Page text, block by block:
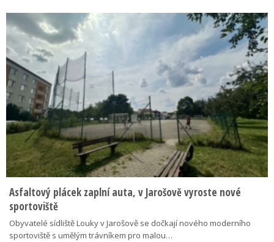
Asfaltový plácek zaplní auta, v Jarošově vyroste nové
sportoviště
Obyvatelé sídliště Louky v Jarošově se dočkají nového moderního
sportoviště s umělým trávníkem pro malou…